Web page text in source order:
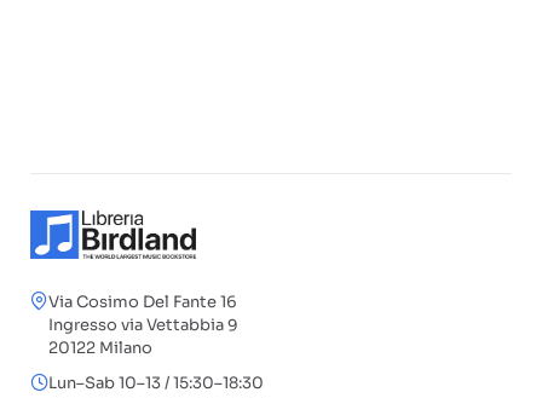
Via Cosimo Del Fante 16
Ingresso via Vettabbia 9
20122 Milano
Lun–Sab 10–13 / 15:30–18:30